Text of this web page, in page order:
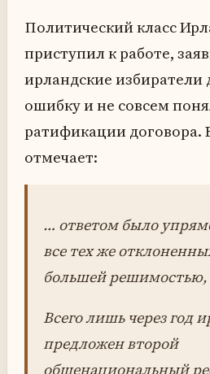
Политический класс
приступил к работе,
ирландские избиратели
ошибку и не совсем
ратификации договора.
отмечает:
… ответом было
все тех же
большей
Всего лишь через год
предложен второй
общенациональный